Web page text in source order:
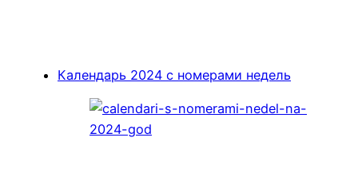
Календарь 2024 с номерами недель